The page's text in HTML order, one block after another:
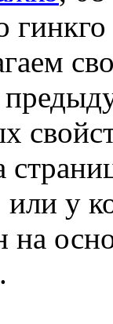
или у
на